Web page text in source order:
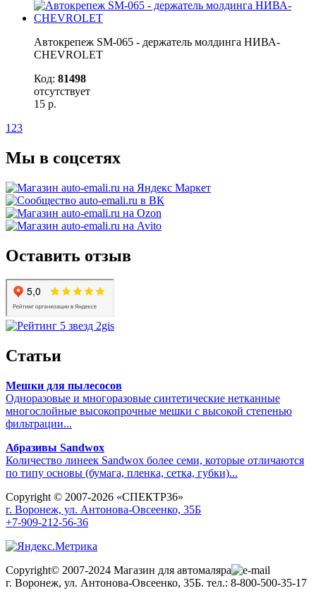
Автокрепеж SM-065 - держатель молдинга НИВА-
CHEVROLET
Код: 81498
отсутствует
15 р.
1 23
Мы в соцсетях
Оставить отзыв
Статьи
Мешки для пылесосов
Одноразовые и многоразовые синтетические нетканные
многослойные высокопрочные мешки с высокой степенью
фильтрации...
Абразивы Sandwox
Количество линеек Sandwox более семи, которые отличаются
по типу основы (бумага, пленка, сетка, губки)...
Copyright © 2007-2026 «СПЕКТР36»
г. Воронеж, ул. Антонова-Овсеенко, 35Б
+7-909-212-56-36
Copyright© 2007-2024 Магазин для автомаляра
г. Воронеж, ул. Антонова-Овсеенко, 35Б. тел.: 8-800-500-35-17